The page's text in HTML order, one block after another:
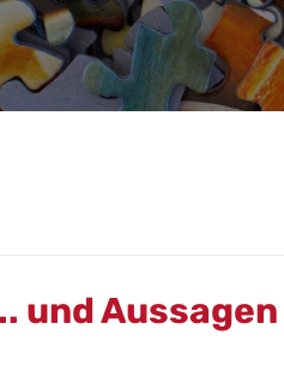
und Aussagen